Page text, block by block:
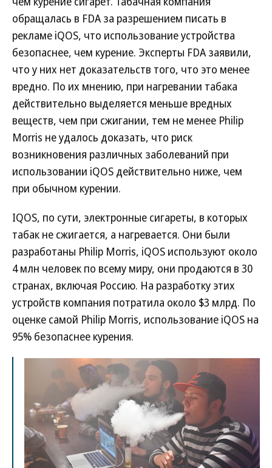
обращалась в FDA за разрешением писать в
рекламе iQOS, что использование устройства
безопаснее, чем курение. Эксперты FDA заявили,
что у них нет доказательств того, что это менее
вредно. По их мнению, при нагревании табака
действительно выделяется меньше вредных
веществ, чем при сжигании, тем не менее Philip
Morris не удалось доказать, что риск
возникновения различных заболеваний при
использовании iQOS действительно ниже, чем
при обычном курении.
IQOS, по сути, электронные сигареты, в которых
табак не сжигается, а нагревается. Они были
разработаны Philip Morris, iQOS используют около
4 млн человек по всему миру, они продаются в 30
странах, включая Россию. На разработку этих
устройств компания потратила около $3 млрд. По
оценке самой Philip Morris, использование iQOS на
95% безопаснее курения.